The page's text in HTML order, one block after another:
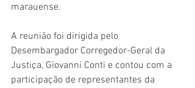
marauense.
A reunião foi dirigida pelo
Desembargador Corregedor-Geral da
Justiça, Giovanni Conti e contou com a
participação de representantes da